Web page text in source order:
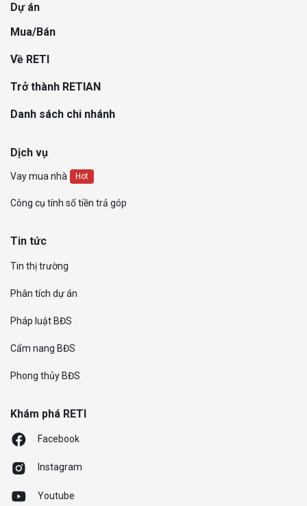
Dự án
Mua/Bán
Về RETI
Trở thành RETIAN
Danh sách chi nhánh
Dịch vụ
Vay mua nhà Hot
Công cụ tính số tiền trả góp
Tin tức
Tin thị trường
Phân tích dự án
Pháp luật BĐS
Cẩm nang BĐS
Phong thủy BĐS
Khám phá RETI
Facebook
Instagram
Youtube